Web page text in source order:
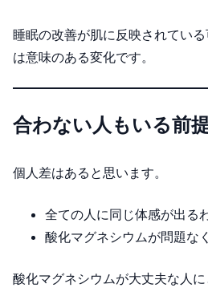
睡眠の改善が肌に反映されてい
は意味のある変化です。
合わない人もいる前
個人差はあると思います。
全ての人に同じ体感が出る
酸化マグネシウムが問題な
酸化マグネシウムが大丈夫な人